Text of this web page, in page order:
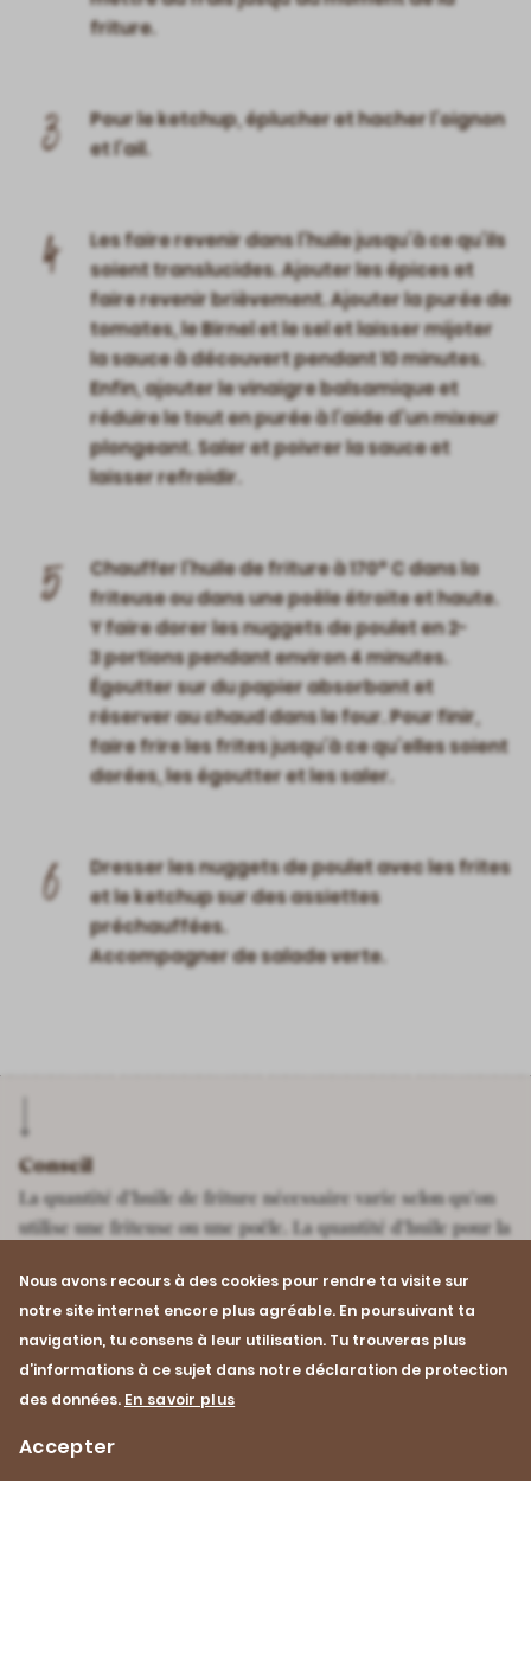
Nous avons recours à des cookies pour rendre ta visite sur
notre site internet encore plus agréable. En poursuivant ta
navigation, tu consens à leur utilisation. Tu trouveras plus
d’informations à ce sujet dans notre déclaration de protection
des données. En savoir plus
Accepter
friture.
3
Pour le ketchup, éplucher et hacher l’oignon
et l’ail.
4
Les faire revenir dans l’huile jusqu’à ce qu’ils
soient translucides. Ajouter les épices et
faire revenir brièvement. Ajouter la purée de
tomates, le Birnel et le sel et laisser mijoter
la sauce à découvert pendant 10 minutes.
Enfin, ajouter le vinaigre balsamique et
réduire le tout en purée à l’aide d’un mixeur
plongeant. Saler et poivrer la sauce et
laisser refroidir.
5
Chauffer l’huile de friture à 170° C dans la
friteuse ou dans une poêle étroite et haute.
Y faire dorer les nuggets de poulet en 2-
3 portions pendant environ 4 minutes.
Égoutter sur du papier absorbant et
réserver au chaud dans le four. Pour finir,
faire frire les frites jusqu’à ce qu’elles soient
dorées, les égoutter et les saler.
6
Dresser les nuggets de poulet avec les frites
et le ketchup sur des assiettes
préchauffées.
Accompagner de salade verte.
Conseil
La quantité d’huile de friture nécessaire varie selon qu’on
utilise une friteuse ou une poêle. La quantité d’huile pour la
la cuisson à la poêle, il faut en général 1-1,5 litre d’huile.
Volaille / Poulet